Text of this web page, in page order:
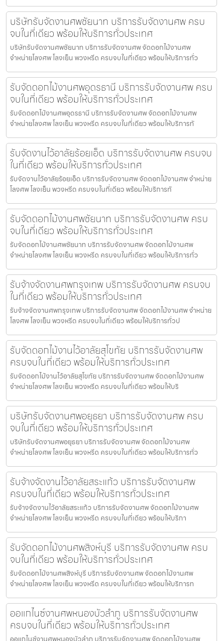
บริษัทรับจัดงานศพชัยนาท บริการรับจัดงานศพ ครบ
จบในที่เดียว พร้อมให้บริการทั่วประเทศ
บริษัทรับจัดงานศพชัยนาท บริการรับจัดงานศพ จัดดอกไม้งานศพ
จำหน่ายโลงศพ โลงเย็น พวงหรีด ครบจบในที่เดียว พร้อมให้บริการทั่ว
รับจัดดอกไม้งานศพอุดรธานี บริการรับจัดงานศพ ครบ
จบในที่เดียว พร้อมให้บริการทั่วประเทศ
รับจัดดอกไม้งานศพอุดรธานี บริการรับจัดงานศพ จัดดอกไม้งานศพ
จำหน่ายโลงศพ โลงเย็น พวงหรีด ครบจบในที่เดียว พร้อมให้บริการทั
รับจัดงานไว้อาลัยร้อยเอ็ด บริการรับจัดงานศพ ครบจบ
ในที่เดียว พร้อมให้บริการทั่วประเทศ
รับจัดงานไว้อาลัยร้อยเอ็ด บริการรับจัดงานศพ จัดดอกไม้งานศพ จำหน่าย
โลงศพ โลงเย็น พวงหรีด ครบจบในที่เดียว พร้อมให้บริการทั
รับจัดดอกไม้งานศพชัยนาท บริการรับจัดงานศพ ครบ
จบในที่เดียว พร้อมให้บริการทั่วประเทศ
รับจัดดอกไม้งานศพชัยนาท บริการรับจัดงานศพ จัดดอกไม้งานศพ
จำหน่ายโลงศพ โลงเย็น พวงหรีด ครบจบในที่เดียว พร้อมให้บริการทั่ว
รับจ้างจัดงานศพกรุงเทพ บริการรับจัดงานศพ ครบจบ
ในที่เดียว พร้อมให้บริการทั่วประเทศ
รับจ้างจัดงานศพกรุงเทพ บริการรับจัดงานศพ จัดดอกไม้งานศพ จำหน่าย
โลงศพ โลงเย็น พวงหรีด ครบจบในที่เดียว พร้อมให้บริการทั่วป
รับจัดดอกไม้งานไว้อาลัยสุโขทัย บริการรับจัดงานศพ
ครบจบในที่เดียว พร้อมให้บริการทั่วประเทศ
รับจัดดอกไม้งานไว้อาลัยสุโขทัย บริการรับจัดงานศพ จัดดอกไม้งานศพ
จำหน่ายโลงศพ โลงเย็น พวงหรีด ครบจบในที่เดียว พร้อมให้บริ
บริษัทรับจัดงานศพอยุธยา บริการรับจัดงานศพ ครบ
จบในที่เดียว พร้อมให้บริการทั่วประเทศ
บริษัทรับจัดงานศพอยุธยา บริการรับจัดงานศพ จัดดอกไม้งานศพ
จำหน่ายโลงศพ โลงเย็น พวงหรีด ครบจบในที่เดียว พร้อมให้บริการทั่ว
รับจ้างจัดงานไว้อาลัยสระแก้ว บริการรับจัดงานศพ
ครบจบในที่เดียว พร้อมให้บริการทั่วประเทศ
รับจ้างจัดงานไว้อาลัยสระแก้ว บริการรับจัดงานศพ จัดดอกไม้งานศพ
จำหน่ายโลงศพ โลงเย็น พวงหรีด ครบจบในที่เดียว พร้อมให้บริกา
รับจัดดอกไม้งานศพสิงห์บุรี บริการรับจัดงานศพ ครบ
จบในที่เดียว พร้อมให้บริการทั่วประเทศ
รับจัดดอกไม้งานศพสิงห์บุรี บริการรับจัดงานศพ จัดดอกไม้งานศพ
จำหน่ายโลงศพ โลงเย็น พวงหรีด ครบจบในที่เดียว พร้อมให้บริการท
ออแกไนซ์งานศพหนองบัวลำภู บริการรับจัดงานศพ
ครบจบในที่เดียว พร้อมให้บริการทั่วประเทศ
ออแกไนซ์งานศพหนองบัวลำภู บริการรับจัดงานศพ จัดดอกไม้งานศพ